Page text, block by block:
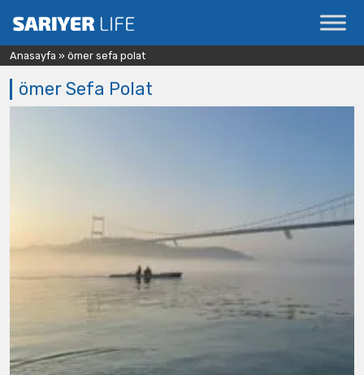
Anasayfa » ömer sefa polat
ömer Sefa Polat